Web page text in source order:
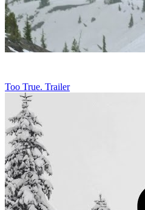
Too True. Trailer